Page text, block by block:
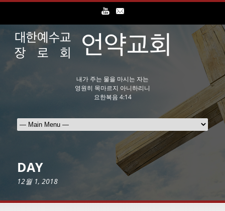
내가 주는 물을 마시는 자는
영원히 목마르지 아니하리니
요한복음 4:14
DAY
12월 1, 2018